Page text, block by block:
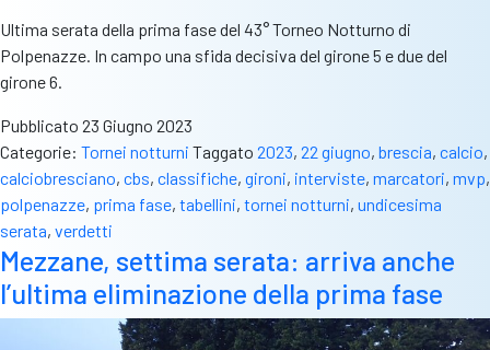
Ultima serata della prima fase del 43° Torneo Notturno di
Polpenazze. In campo una sfida decisiva del girone 5 e due del
girone 6.
Pubblicato 23 Giugno 2023
Categorie: Tornei notturni Taggato 2023, 22 giugno, brescia, calcio,
calciobresciano, cbs, classifiche, gironi, interviste, marcatori, mvp,
polpenazze, prima fase, tabellini, tornei notturni, undicesima
serata, verdetti
Mezzane, settima serata: arriva anche
l’ultima eliminazione della prima fase